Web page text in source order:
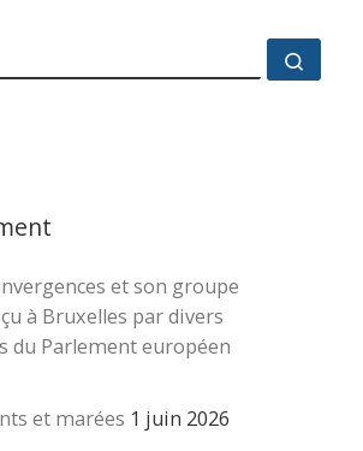
et son groupe
à Bruxelles par divers
du Parlement européen
et marées 1 juin 2026